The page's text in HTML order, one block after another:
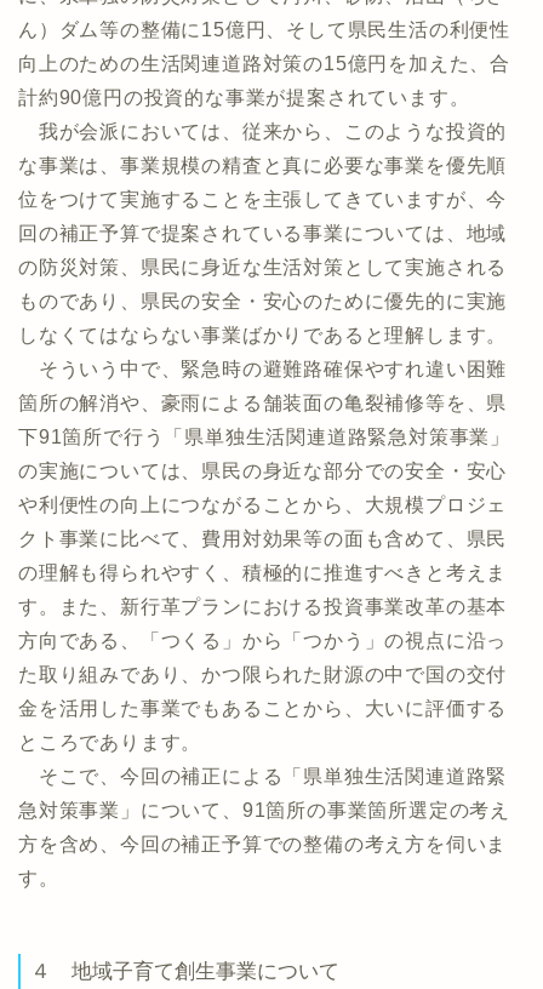
ん）ダム等の整備に15億円、そして県民生活の利便性
向上のための生活関連道路対策の15億円を加えた、合
計約90億円の投資的な事業が提案されています。
我が会派においては、従来から、このような投資的
な事業は、事業規模の精査と真に必要な事業を優先順
位をつけて実施することを主張してきていますが、今
回の補正予算で提案されている事業については、地域
の防災対策、県民に身近な生活対策として実施される
ものであり、県民の安全・安心のために優先的に実施
しなくてはならない事業ばかりであると理解します。
そういう中で、緊急時の避難路確保やすれ違い困難
箇所の解消や、豪雨による舗装面の亀裂補修等を、県
下91箇所で行う「県単独生活関連道路緊急対策事業」
の実施については、県民の身近な部分での安全・安心
や利便性の向上につながることから、大規模プロジェ
クト事業に比べて、費用対効果等の面も含めて、県民
の理解も得られやすく、積極的に推進すべきと考えま
す。また、新行革プランにおける投資事業改革の基本
方向である、「つくる」から「つかう」の視点に沿っ
た取り組みであり、かつ限られた財源の中で国の交付
金を活用した事業でもあることから、大いに評価する
ところであります。
そこで、今回の補正による「県単独生活関連道路緊
急対策事業」について、91箇所の事業箇所選定の考え
方を含め、今回の補正予算での整備の考え方を伺いま
す。
４ 地域子育て創生事業について